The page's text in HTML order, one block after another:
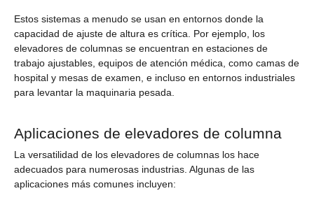
Estos sistemas a menudo se usan en entornos donde la
capacidad de ajuste de altura es crítica. Por ejemplo, los
elevadores de columnas se encuentran en estaciones de
trabajo ajustables, equipos de atención médica, como camas de
hospital y mesas de examen, e incluso en entornos industriales
para levantar la maquinaria pesada.
Aplicaciones de elevadores de columna
La versatilidad de los elevadores de columnas los hace
adecuados para numerosas industrias. Algunas de las
aplicaciones más comunes incluyen: